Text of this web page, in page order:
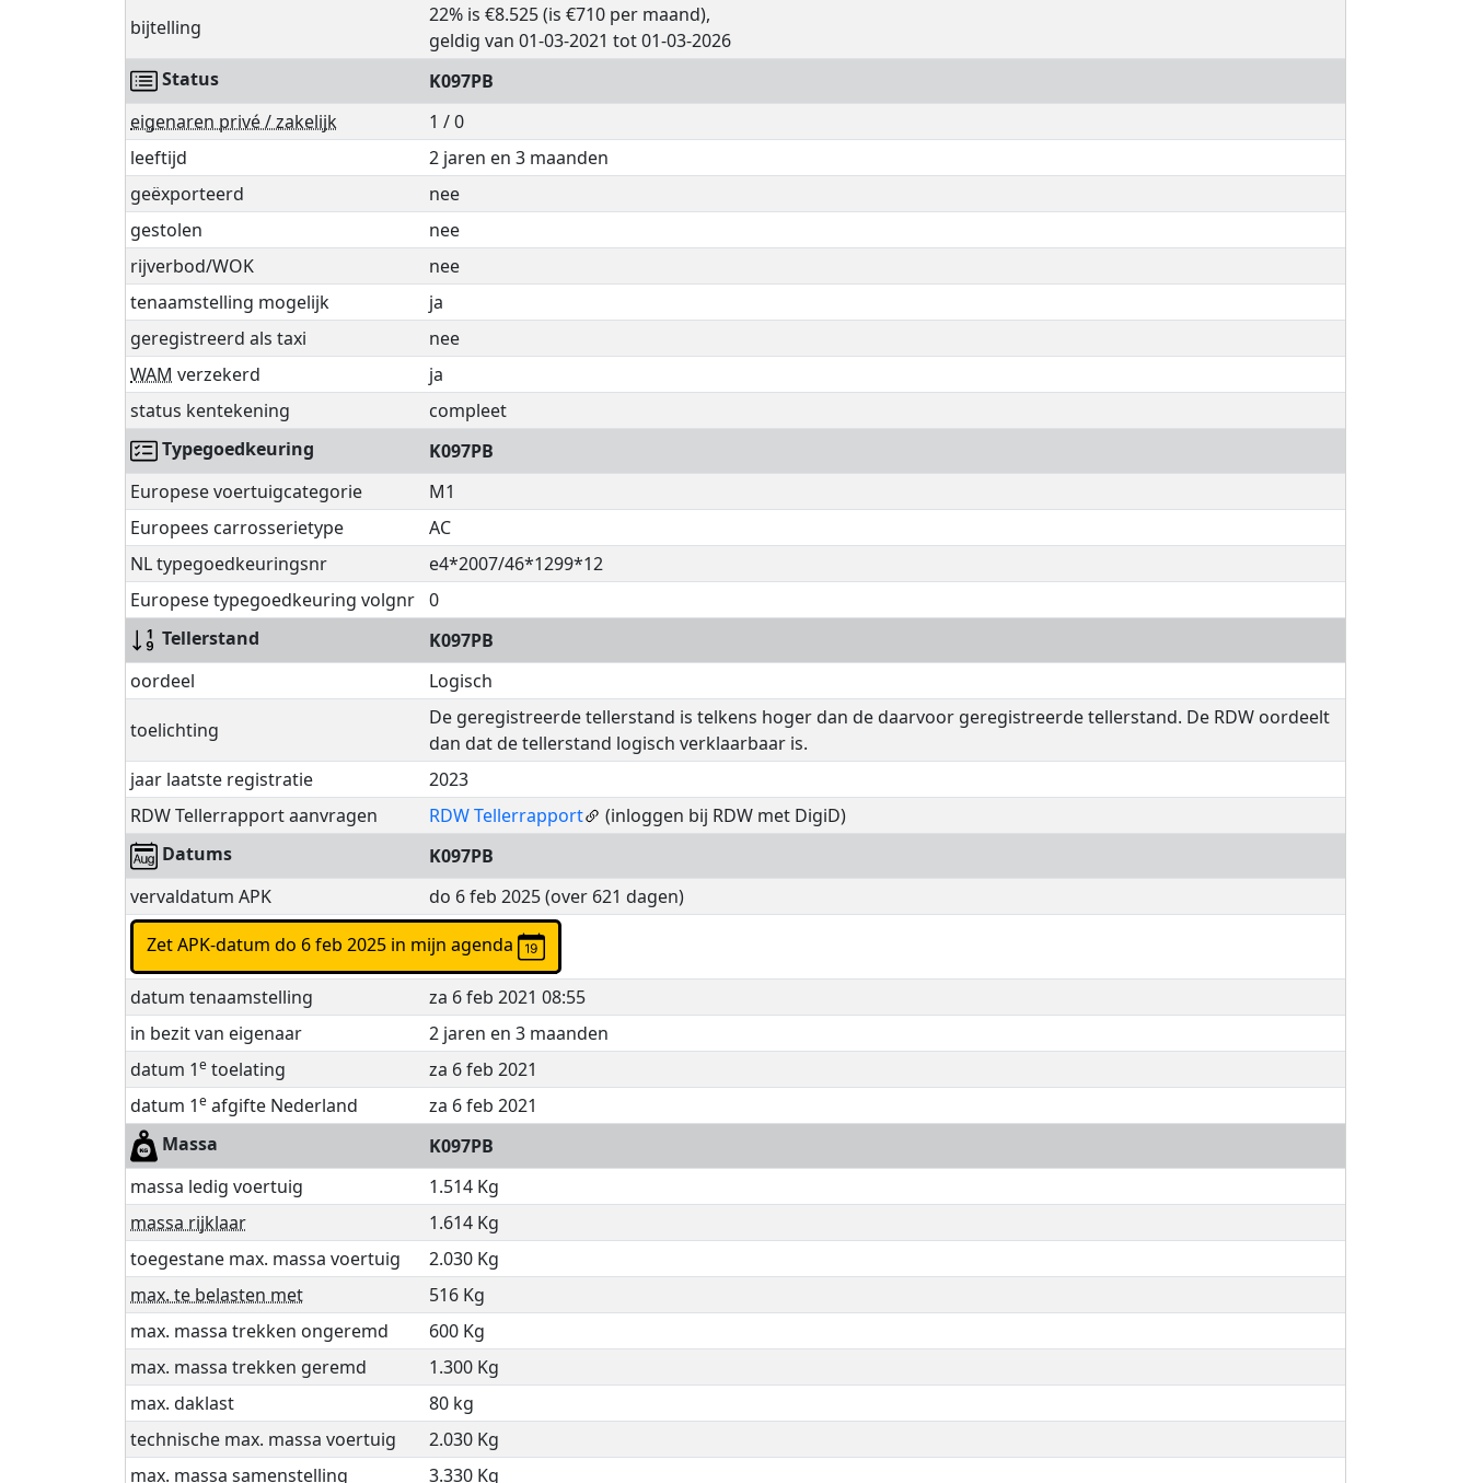
bijtelling
22% is €8.525 (is €710 per maand),
geldig van 01-03-2021 tot 01-03-2026
Status
K097PB
eigenaren privé / zakelijk
1 / 0
leeftijd
2 jaren en 3 maanden
geëxporteerd
nee
gestolen
nee
rijverbod/WOK
nee
tenaamstelling mogelijk
ja
geregistreerd als taxi
nee
WAM verzekerd
ja
status kentekening
compleet
Typegoedkeuring
K097PB
Europese voertuigcategorie
M1
Europees carrosserietype
AC
NL typegoedkeuringsnr
e4*2007/46*1299*12
Europese typegoedkeuring volgnr 0
Tellerstand
K097PB
oordeel
Logisch
toelichting
De geregistreerde tellerstand is telkens hoger dan de daarvoor geregistreerde tellerstand. De RDW oordeelt
dan dat de tellerstand logisch verklaarbaar is.
jaar laatste registratie
2023
RDW Tellerrapport aanvragen
RDW Tellerrapport
(inloggen bij RDW met DigiD)
Datums
K097PB
vervaldatum APK
do 6 feb 2025 (over 621 dagen)
Zet APK-datum do 6 feb 2025 in mijn agenda
datum tenaamstelling
za 6 feb 2021 08:55
in bezit van eigenaar
2 jaren en 3 maanden
datum 1e toelating
za 6 feb 2021
datum 1e afgifte Nederland
za 6 feb 2021
Massa
K097PB
massa ledig voertuig
1.514 Kg
massa rijklaar
1.614 Kg
toegestane max. massa voertuig
2.030 Kg
max. te belasten met
516 Kg
max. massa trekken ongeremd
600 Kg
max. massa trekken geremd
1.300 Kg
max. daklast
80 kg
technische max. massa voertuig
2.030 Kg
max. massa samenstelling
3.330 Kg